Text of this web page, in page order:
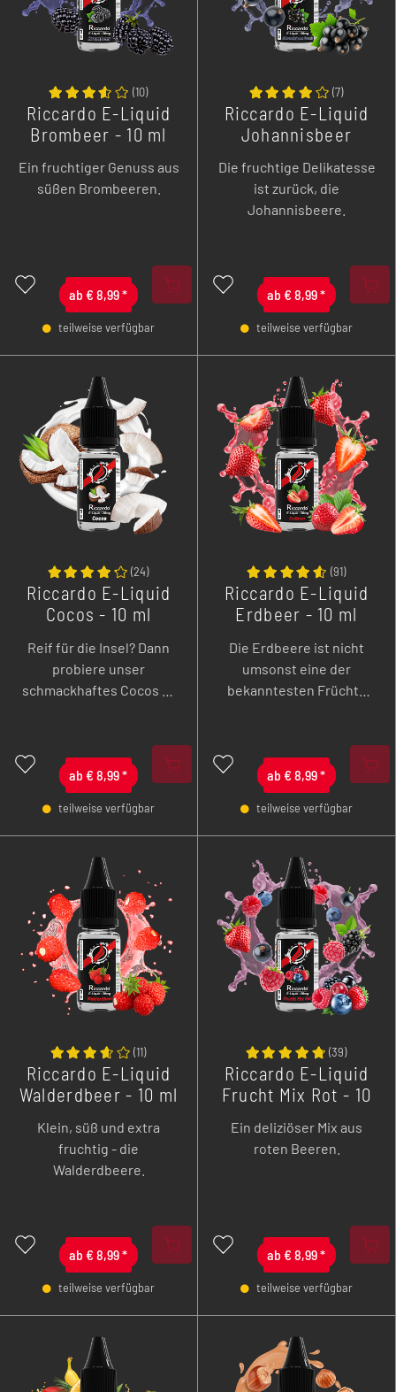
- +
ab € 8,99*
teilweise verfügbar
(10)
Riccardo E-Liquid
Brombeer - 10 ml
Ein fruchtiger Genuss aus
süßen Brombeeren.
- +
ab € 8,99*
teilweise verfügbar
(7)
Riccardo E-Liquid
Johannisbeer
Die fruchtige Delikatesse
ist zurück, die
Johannisbeere.
- +
ab € 8,99*
teilweise verfügbar
(24)
Riccardo E-Liquid
Cocos - 10 ml
Reif für die Insel? Dann
probiere unser
schmackhaftes Cocos E-
- +
ab € 8,99*
teilweise verfügbar
(91)
Riccardo E-Liquid
Erdbeer - 10 ml
Die Erdbeere ist nicht
umsonst eine der
bekanntesten Früchte
- +
ab € 8,99*
teilweise verfügbar
(11)
Riccardo E-Liquid
Walderdbeer - 10 ml
Klein, süß und extra
fruchtig - die
Walderdbeere.
- +
ab € 8,99*
teilweise verfügbar
(39)
Riccardo E-Liquid
Frucht Mix Rot - 10
Ein deliziöser Mix aus
roten Beeren.